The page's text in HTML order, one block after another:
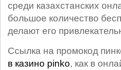
среди казахстанских
большое количество
делают его
Ссылка на промокод
в казино pinko, как в